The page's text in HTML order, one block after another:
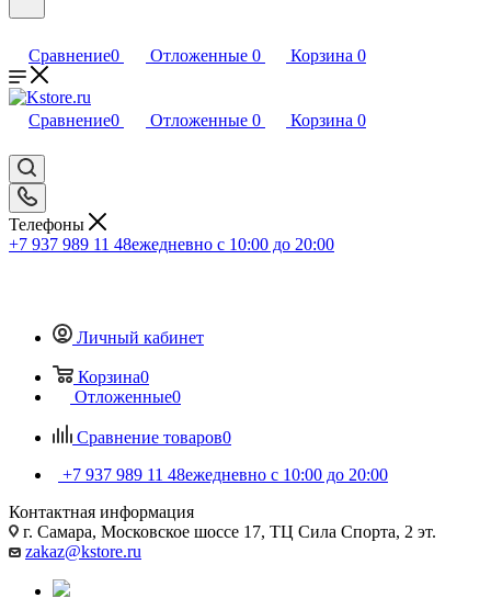
Сравнение0 Отложенные 0 Корзина 0
Сравнение0 Отложенные 0 Корзина 0
Телефоны
+7 937 989 11 48ежедневно с 10:00 до 20:00
Личный кабинет
Корзина0
Отложенные0
Сравнение товаров0
+7 937 989 11 48ежедневно с 10:00 до 20:00
Контактная информация
г. Самара, Московское шоссе 17, ТЦ Сила Спорта, 2 эт.
zakaz@kstore.ru